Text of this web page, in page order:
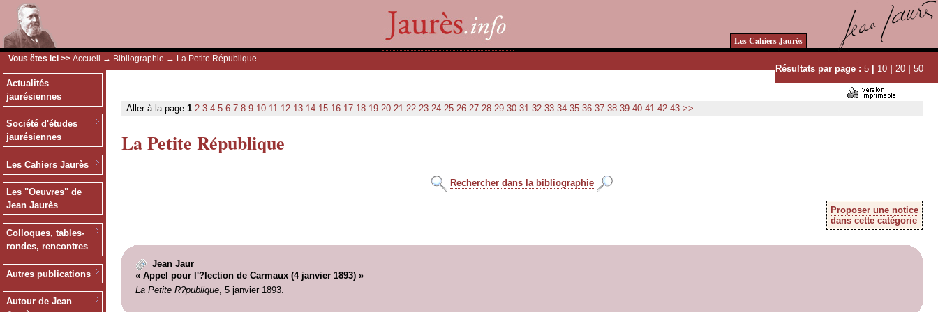
Les Cahiers Jaurès
Vous êtes ici >> Accueil → Bibliographie → La Petite République
Résultats par page : 5 | 10 | 20 | 50
Actualités
jaurésiennes
Société d'études
jaurésiennes
Les Cahiers Jaurès
Les "Oeuvres" de
Jean Jaurès
Colloques, tables-
rondes, rencontres
Autres publications
Autour de Jean
Aller à la page 1 2 3 4 5 6 7 8 9 10 11 12 13 14 15 16 17 18 19 20 21 22 23 24 25 26 27 28 29 30 31 32 33 34 35 36 37 38 39 40 41 42 43 >>
La Petite République
Rechercher dans la bibliographie
Proposer une notice
dans cette catégorie
Jean Jaur
« Appel pour l'?lection de Carmaux (4 janvier 1893) »
La Petite R?publique, 5 janvier 1893.